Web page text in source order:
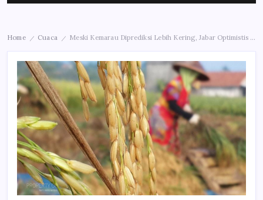
Home / Cuaca / Meski Kemarau Diprediksi Lebih Kering, Jabar Optimistis Produksi Padi 2026 Melebihi 2025